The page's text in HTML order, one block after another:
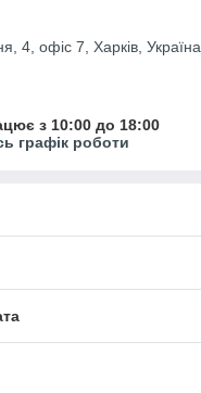
4, офіс 7, Харків, Україна
з 10:00 до 18:00
графік роботи